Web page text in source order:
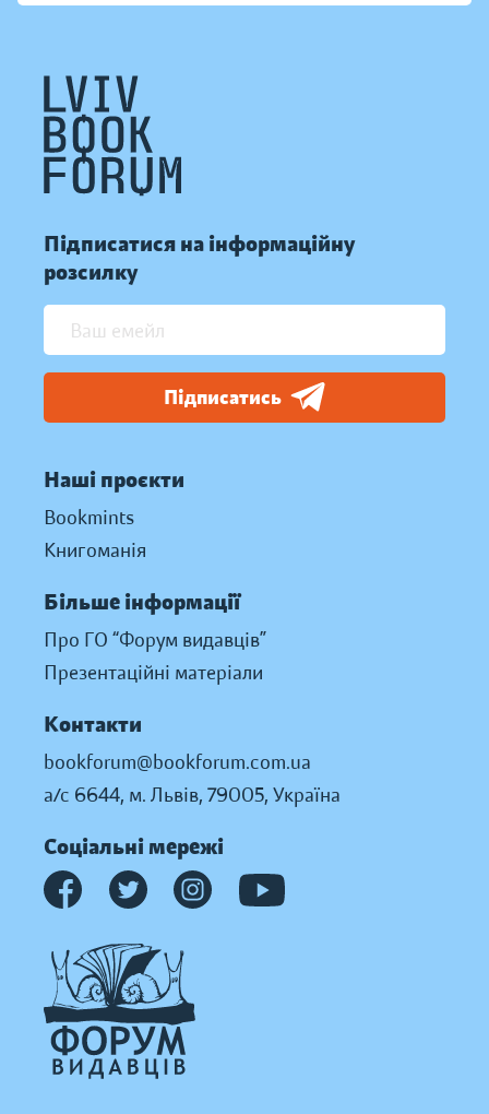
Підписатися на інформаційну
розсилку
Підписатись
Наші проєкти
Bookmints
Книгоманія
Більше інформації
Про ГО “Форум видавців”
Презентаційні матеріали
Контакти
bookforum@bookforum.com.ua
а/с 6644, м. Львів, 79005, Україна
Соціальні мережі